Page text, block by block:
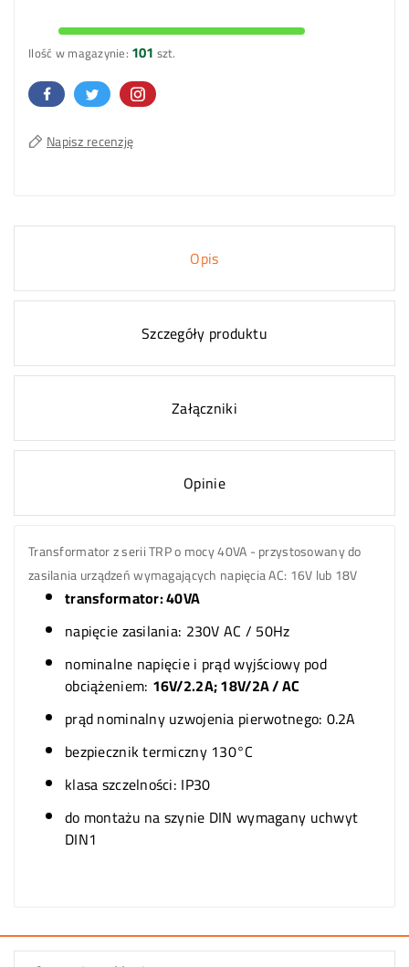
Ilość w magazynie: 101 szt.
Napisz recenzję
Opis
Szczegóły produktu
Załączniki
Opinie
Transformator z serii TRP o mocy 40VA - przystosowany do
zasilania urządzeń wymagających napięcia AC: 16V lub 18V
transformator: 40VA
napięcie zasilania: 230V AC / 50Hz
nominalne napięcie i prąd wyjściowy pod
obciążeniem: 16V/2.2A; 18V/2A / AC
prąd nominalny uzwojenia pierwotnego: 0.2A
bezpiecznik termiczny 130°C
klasa szczelności: IP30
do montażu na szynie DIN wymagany uchwyt
DIN1